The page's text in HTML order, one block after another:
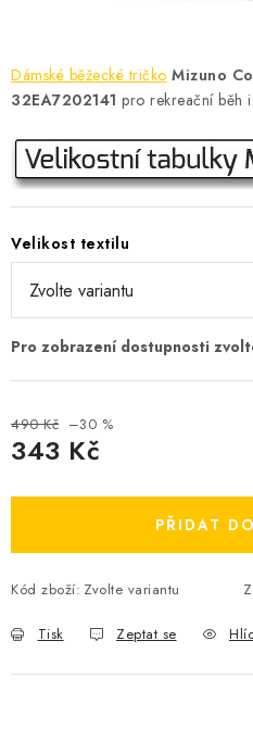
VÝŽIVA
MEGA SLEVY
NOVINKY
NOVINKY MIZUNO
NOVINKY INOV-8
ZNAČKY
Moje objednávka
Jak vyměnit nebo vrátit zboží
Obchodní podmínky
Velikostní
Dámské běžecké tričko Mizuno
32EA7202141 pro rekreační běh
Velikost textilu
490 Kč –30 %
343 Kč
PŘIDAT
Kód zboží: Zvolte variantu
Tisk Zeptat se